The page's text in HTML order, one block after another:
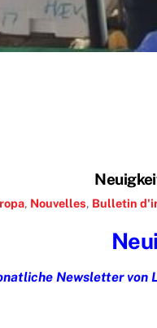
, Nouvelles, Bulletin
Newsletter von